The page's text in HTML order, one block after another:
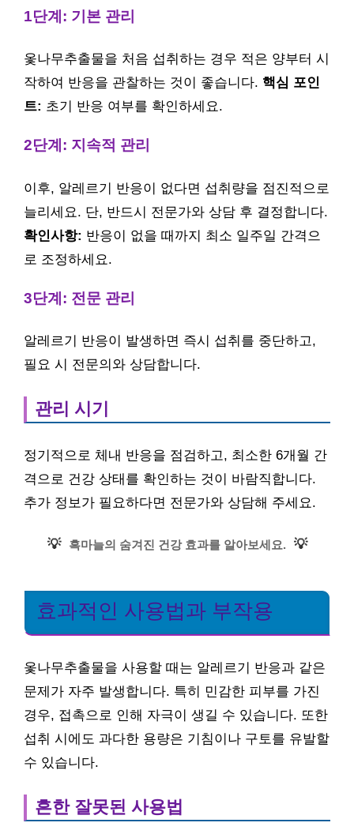
1단계: 기본 관리
옻나무추출물을 처음 섭취하는 경우 적은 양부터 시
작하여 반응을 관찰하는 것이 좋습니다. 핵심 포인
트: 초기 반응 여부를 확인하세요.
2단계: 지속적 관리
이후, 알레르기 반응이 없다면 섭취량을 점진적으로
늘리세요. 단, 반드시 전문가와 상담 후 결정합니다.
확인사항: 반응이 없을 때까지 최소 일주일 간격으
로 조정하세요.
3단계: 전문 관리
알레르기 반응이 발생하면 즉시 섭취를 중단하고,
필요 시 전문의와 상담합니다.
관리 시기
정기적으로 체내 반응을 점검하고, 최소한 6개월 간
격으로 건강 상태를 확인하는 것이 바람직합니다.
추가 정보가 필요하다면 전문가와 상담해 주세요.
💡 흑마늘의 숨겨진 건강 효과를 알아보세요. 💡
효과적인 사용법과 부작용
옻나무추출물을 사용할 때는 알레르기 반응과 같은
문제가 자주 발생합니다. 특히 민감한 피부를 가진
경우, 접촉으로 인해 자극이 생길 수 있습니다. 또한
섭취 시에도 과다한 용량은 기침이나 구토를 유발할
수 있습니다.
흔한 잘못된 사용법